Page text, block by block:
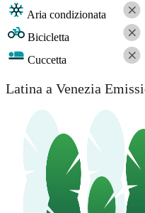
Aria condizionata
Bicicletta
Cuccetta
Latina a Venezia